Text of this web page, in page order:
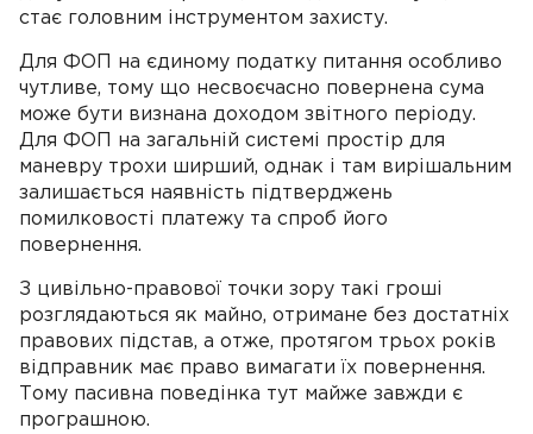
стає головним інструментом захисту.
Для ФОП на єдиному податку питання особливо
чутливе, тому що несвоєчасно повернена сума
може бути визнана доходом звітного періоду.
Для ФОП на загальній системі простір для
маневру трохи ширший, однак і там вирішальним
залишається наявність підтверджень
помилковості платежу та спроб його
повернення.
З цивільно-правової точки зору такі гроші
розглядаються як майно, отримане без достатніх
правових підстав, а отже, протягом трьох років
відправник має право вимагати їх повернення.
Тому пасивна поведінка тут майже завжди є
програшною.